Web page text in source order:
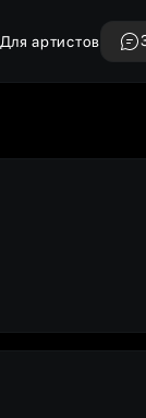
Для артистов